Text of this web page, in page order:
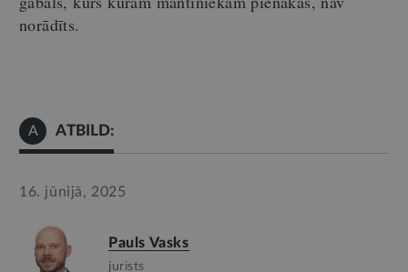
norādīts.
A ATBILD:
16. jūnijā, 2025
Pauls Vasks
jurists